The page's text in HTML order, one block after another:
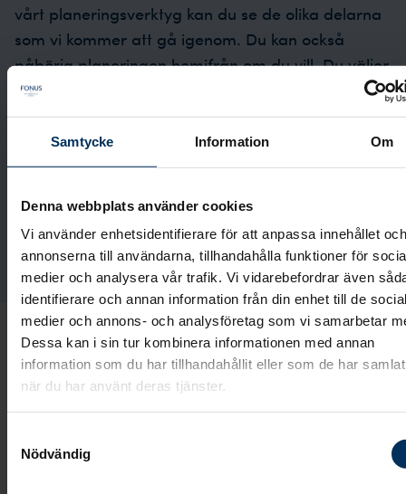
Samtycke Information Om
Denna webbplats använder cookies
Vi använder enhetsidentifierare för att anpassa innehållet och
annonserna till användarna, tillhandahålla funktioner för
medier och analysera vår trafik. Vi vidarebefordrar även
identifierare och annan information från din enhet till de
medier och annons- och analysföretag som vi samarbetar
Dessa kan i sin tur kombinera informationen med annan
information som du har tillhandahållit eller som de har
när du har använt deras tjänster.
Nödvändig
vårt planeringsverktyg kan du se de olika delarna
som vi kommer att gå igenom. Du kan också
påbörja planeringen hemifrån om du vill. Du väljer
själv hur många val du vill göra innan vi ses. Det
som känns lite svårare kan vi göra tillsammans.
Utforma gravsten